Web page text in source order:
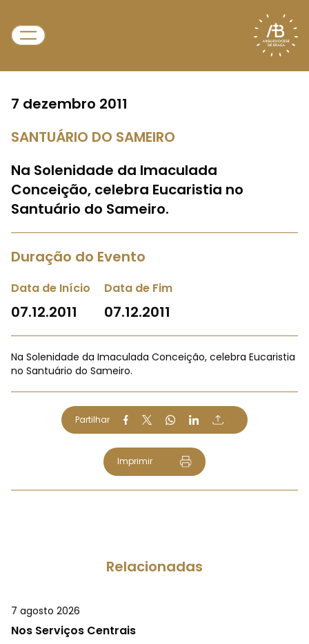
7 dezembro 2011
SANTUÁRIO DO SAMEIRO
Na Solenidade da Imaculada
Conceição, celebra Eucaristia no
Santuário do Sameiro.
Duração do Evento
Data de Início
07.12.2011
Data de Fim
07.12.2011
Na Solenidade da Imaculada Conceição, celebra Eucaristia
no Santuário do Sameiro.
Partilhar
Imprimir
Relacionadas
7 agosto 2026
Nos Serviços Centrais